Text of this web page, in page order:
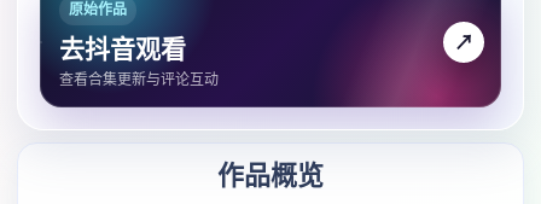
原始作品
去抖音观看
查看合集更新与评论互动
↗
作品概览